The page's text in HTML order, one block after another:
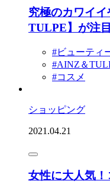
究極のカワイ
TULPE】が注
#ビューティ
#AINZ＆
#コスメ
ショッピング
2021.04.21
女性に大人気